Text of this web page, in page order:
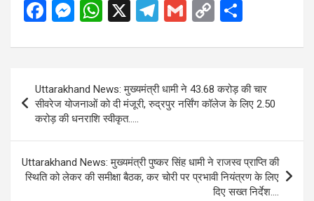
F
ce
o
o
k
M
se
g
er
W
at
A
p
p
X
T
e
gr
a
G
ail
C
py
Li
n
ar
e
navigation
Uttarakhand News: मुख्यमंत्री धामी ने 43.68 करोड़ की चार
सीवरेज योजनाओं को दी मंजूरी, रुद्रपुर नर्सिंग कॉलेज के लिए 2.50
करोड़ की धनराशि स्वीकृत…..
Uttarakhand News: मुख्यमंत्री पुष्कर सिंह धामी ने राजस्व प्राप्ति की
स्थिति को लेकर की समीक्षा बैठक, कर चोरी पर प्रभावी नियंत्रण के लिए
दिए सख्त निर्देश….